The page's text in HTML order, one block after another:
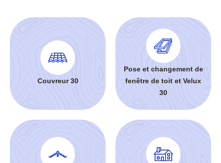
Couvreur 30
Pose et changement de
fenêtre de toit et Velux
30